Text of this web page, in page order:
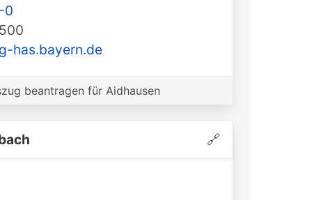
0
has.bayern.de
beantragen für Aidhausen
🔗